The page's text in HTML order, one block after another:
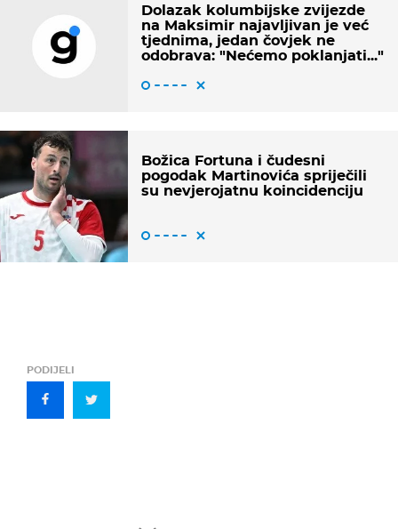
Dolazak kolumbijske zvijezde
na Maksimir najavljivan je već
tjednima, jedan čovjek ne
odobrava: "Nećemo poklanjati..."
Božica Fortuna i čudesni
pogodak Martinovića spriječili
su nevjerojatnu koincidenciju
PODIJELI